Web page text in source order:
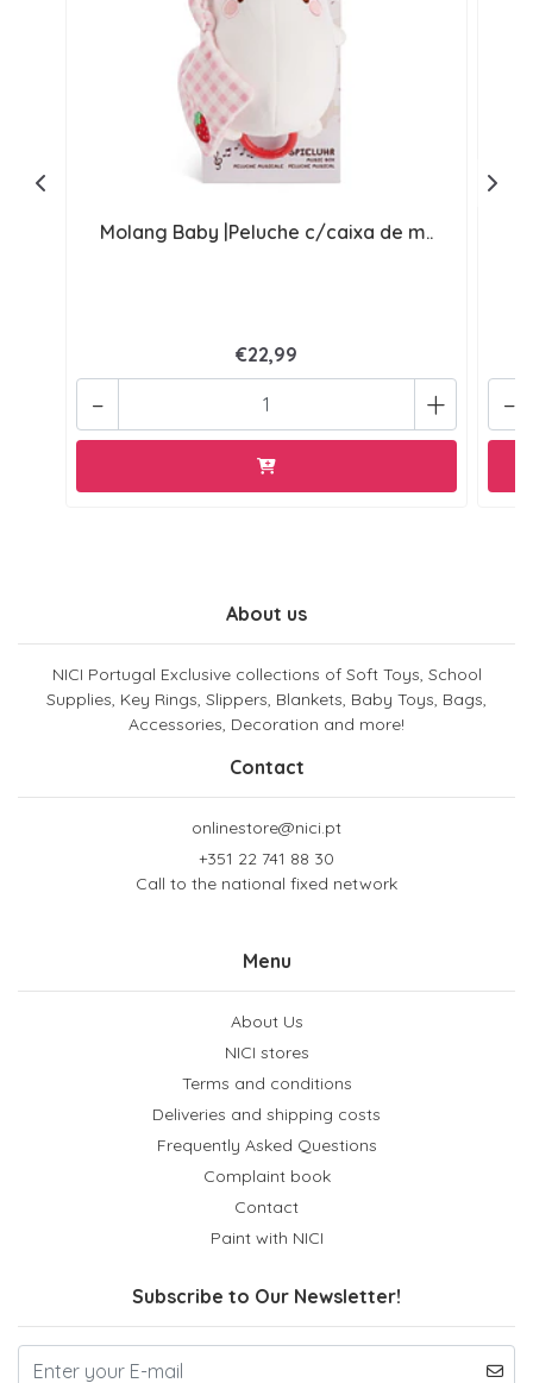
Molang Baby |Peluche c/caixa de m..
€22,99
+
- -
About us
NICI Portugal Exclusive collections of Soft Toys, School
Supplies, Key Rings, Slippers, Blankets, Baby Toys, Bags,
Accessories, Decoration and more!
Contact
onlinestore@nici.pt
+351 22 741 88 30
Call to the national fixed network
Menu
About Us
NICI stores
Terms and conditions
Deliveries and shipping costs
Frequently Asked Questions
Complaint book
Contact
Paint with NICI
Subscribe to Our Newsletter!